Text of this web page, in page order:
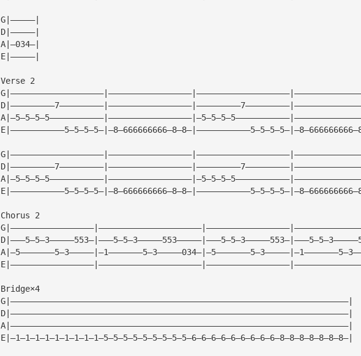
G|—————|
D|—————|
A|—034—|
E|—————|
Verse 2
Chorus 2
Bridge×4
G|—————————————————————————————————————————————————————————————————————|
D|—————————————————————————————————————————————————————————————————————|
A|—————————————————————————————————————————————————————————————————————|
E|—1—1—1—1—1—1—1—1—1—5—5—5—5—5—5—5—5—5—6—6—6—6—6—6—6—6—6—8—8—8—8—8—8—8—|